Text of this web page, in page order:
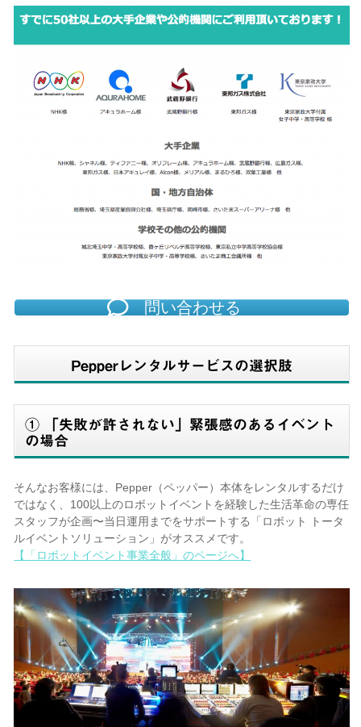
問い合わせる
Pepperレンタルサービスの選択肢
① 「失敗が許されない」緊張感のあるイベント
の場合
そんなお客様には、Pepper（ペッパー）本体をレンタルするだけ
ではなく、100以上のロボットイベントを経験した生活革命の専任
スタッフが企画〜当日運用までをサポートする「ロボット トータ
ルイベントソリューション」がオススメです。
【「ロボットイベント事業全般」のページへ】